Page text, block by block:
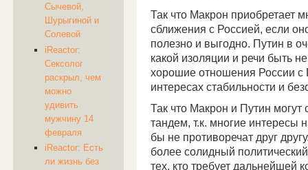
Сычевой,
Шурыгиной и
Солевой
iReactor:
Сексолог
раскрыл, чем
можно
удивить
мужчину 14
февраля
iReactor: Есть
ли жизнь без
Так что Макрон приобретает
сближения с Россией, если
полезно и выгодно. Путин в
какой изоляции и речи быть
хорошие отношения России
интересах стабильности и
Так что Макрон и Путин
тандем, т.к. многие интересы
бы не противоречат друг
более солидный
тех, кто требует дальнейшей